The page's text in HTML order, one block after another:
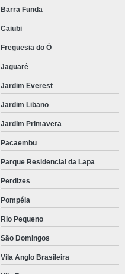
Barra Funda
Caiubi
Freguesia do Ó
Jaguaré
Jardim Everest
Jardim Libano
Jardim Primavera
Pacaembu
Parque Residencial da Lapa
Perdizes
Pompéia
Rio Pequeno
São Domingos
Vila Anglo Brasileira